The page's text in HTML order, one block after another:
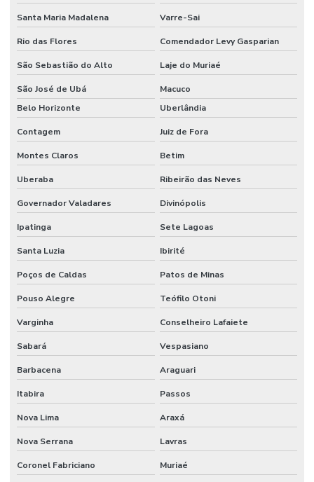
Santa Maria Madalena Varre-Sai
Rio das Flores Comendador Levy Gasparian
São Sebastião do Alto Laje do Muriaé
São José de Ubá
Macuco
Belo Horizonte
Uberlândia
Contagem Juiz de Fora
Montes Claros Betim
Uberaba Ribeirão das Neves
Governador Valadares Divinópolis
Ipatinga Sete Lagoas
Santa Luzia Ibirité
Poços de Caldas Patos de Minas
Pouso Alegre Teófilo Otoni
Varginha Conselheiro Lafaiete
Sabará Vespasiano
Barbacena Araguari
Itabira Passos
Nova Lima Araxá
Nova Serrana Lavras
Coronel Fabriciano Muriaé